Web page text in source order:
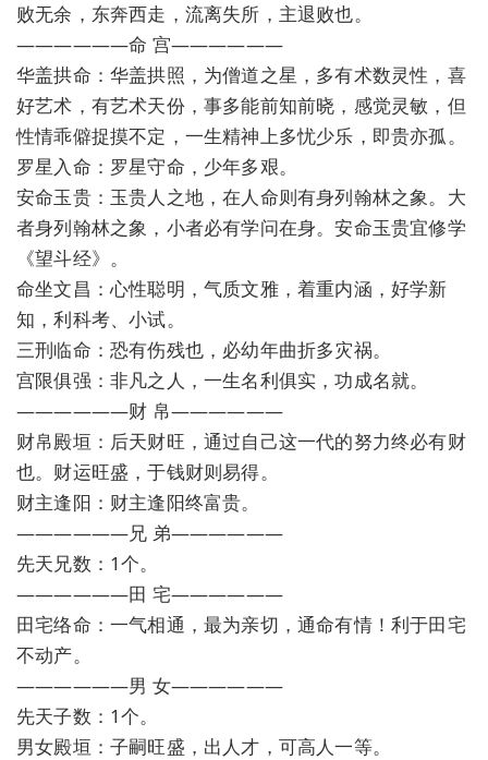
败无余，东奔西走，流离失所，主退败也。
——————命 宫——————
华盖拱命：华盖拱照，为僧道之星，多有术数灵性，喜
好艺术，有艺术天份，事多能前知前晓，感觉灵敏，但
性情乖僻捉摸不定，一生精神上多忧少乐，即贵亦孤。
罗星入命：罗星守命，少年多艰。
安命玉贵：玉贵人之地，在人命则有身列翰林之象。大
者身列翰林之象，小者必有学问在身。安命玉贵宜修学
《望斗经》。
命坐文昌：心性聪明，气质文雅，着重内涵，好学新
知，利科考、小试。
三刑临命：恐有伤残也，必幼年曲折多灾祸。
宫限俱强：非凡之人，一生名利俱实，功成名就。
——————财 帛——————
财帛殿垣：后天财旺，通过自己这一代的努力终必有财
也。财运旺盛，于钱财则易得。
财主逢阳：财主逢阳终富贵。
——————兄 弟——————
先天兄数：1个。
——————田 宅——————
田宅络命：一气相通，最为亲切，通命有情！利于田宅
不动产。
——————男 女——————
先天子数：1个。
男女殿垣：子嗣旺盛，出人才，可高人一等。